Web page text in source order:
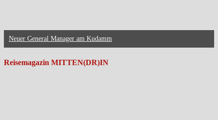
Neuer General Manager am Kudamm
Reisemagazin MITTEN(DR)IN